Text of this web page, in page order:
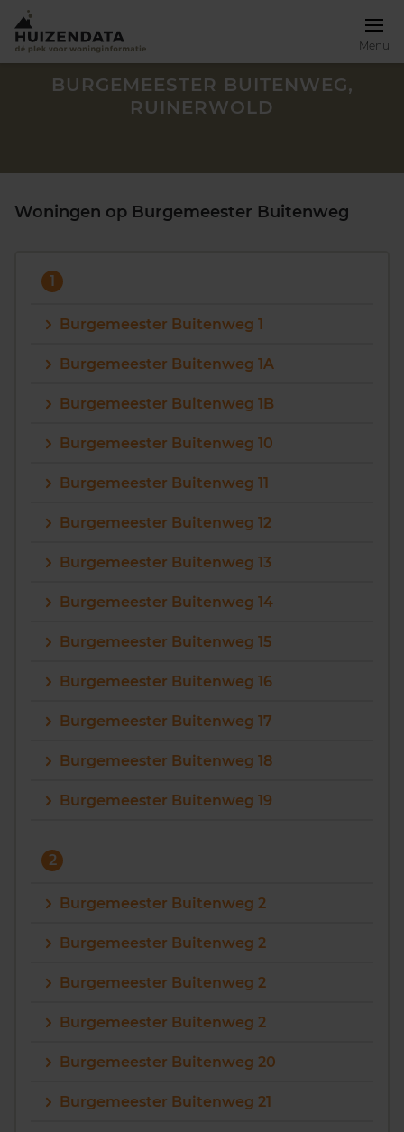
Menu
Zoek een woning
Vragen? Neem contact met ons op
088 220 4200
BURGEMEESTER BUITENWEG,
RUINERWOLD
Woningen op Burgemeester Buitenweg
1
Burgemeester Buitenweg 1
Burgemeester Buitenweg 1A
Burgemeester Buitenweg 1B
Burgemeester Buitenweg 10
Burgemeester Buitenweg 11
Burgemeester Buitenweg 12
Burgemeester Buitenweg 13
Burgemeester Buitenweg 14
Burgemeester Buitenweg 15
Burgemeester Buitenweg 16
Burgemeester Buitenweg 17
Burgemeester Buitenweg 18
Burgemeester Buitenweg 19
2
Burgemeester Buitenweg 2
Burgemeester Buitenweg 2
Burgemeester Buitenweg 2
Burgemeester Buitenweg 2
Burgemeester Buitenweg 20
Burgemeester Buitenweg 21